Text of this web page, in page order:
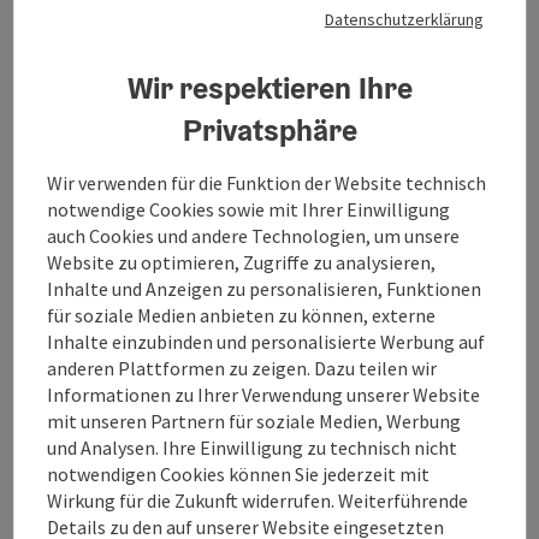
Innradweg von Maloja nach
Passau - Radweg-Nr. 3
Startort Braunau am Inn
E-Bike-Tour, Rad-Tour
Dauer: 49h 53m
Länge: 728,3 km
Höhenmeter aufsteigend: 4.370 m
Schwierigkeit:
Leicht
Datenschutzerklärung
Wir respektieren Ihre
Privatsphäre
Wir verwenden für die Funktion der Website technisch
notwendige Cookies sowie mit Ihrer Einwilligung
auch Cookies und andere Technologien, um unsere
Website zu optimieren, Zugriffe zu analysieren,
Inhalte und Anzeigen zu personalisieren, Funktionen
für soziale Medien anbieten zu können, externe
Inhalte einzubinden und personalisierte Werbung auf
anderen Plattformen zu zeigen. Dazu teilen wir
Informationen zu Ihrer Verwendung unserer Website
mit unseren Partnern für soziale Medien, Werbung
und Analysen. Ihre Einwilligung zu technisch nicht
notwendigen Cookies können Sie jederzeit mit
Wirkung für die Zukunft widerrufen. Weiterführende
Details zu den auf unserer Website eingesetzten